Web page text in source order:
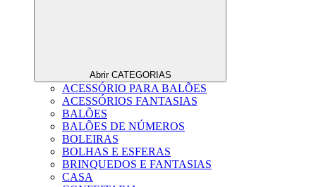
Abrir CATEGORIAS
ACESSÓRIO PARA BALÕES
ACESSÓRIOS FANTASIAS
BALÕES
BALÕES DE NÚMEROS
BOLEIRAS
BOLHAS E ESFERAS
BRINQUEDOS E FANTASIAS
CASA